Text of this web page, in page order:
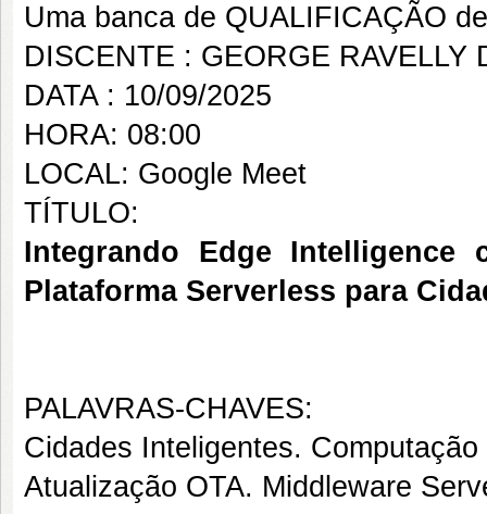
Uma banca de QUALIFICAÇÃO
DISCENTE : GEORGE RAVELLY
DATA : 10/09/2025
HORA: 08:00
LOCAL: Google Meet
TÍTULO:
Integrando Edge Intelligence
Plataforma Serverless para
PALAVRAS-CHAVES:
Cidades Inteligentes.
Atualização OTA. Middleware